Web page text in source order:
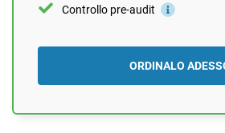
Controllo pre-audit
ORDINALO